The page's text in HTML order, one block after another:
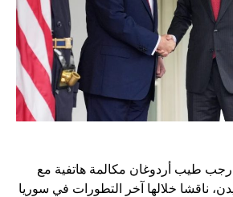
رجب طيب أردوغان مكالمة هاتفية مع
ناقشا خلالها آخر التطورات في سوريا